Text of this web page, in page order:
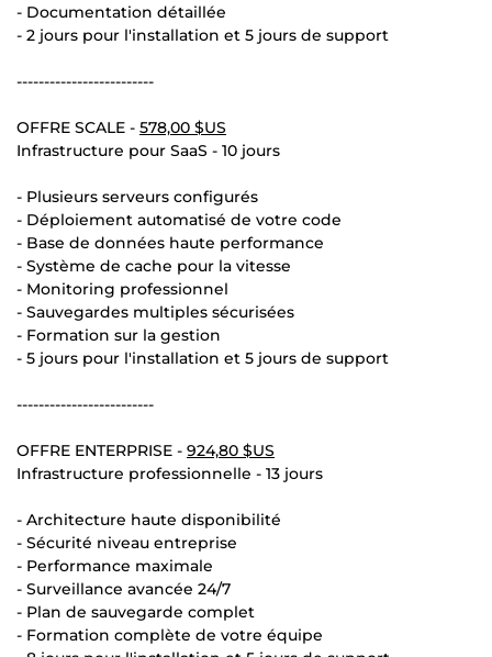
- Documentation détaillée
- 2 jours pour l'installation et 5 jours de support
-------------------------
OFFRE SCALE - 578,00 $US
Infrastructure pour SaaS - 10 jours
- Plusieurs serveurs configurés
- Déploiement automatisé de votre code
- Base de données haute performance
- Système de cache pour la vitesse
- Monitoring professionnel
- Sauvegardes multiples sécurisées
- Formation sur la gestion
- 5 jours pour l'installation et 5 jours de support
-------------------------
OFFRE ENTERPRISE - 924,80 $US
Infrastructure professionnelle - 13 jours
- Architecture haute disponibilité
- Sécurité niveau entreprise
- Performance maximale
- Surveillance avancée 24/7
- Plan de sauvegarde complet
- Formation complète de votre équipe